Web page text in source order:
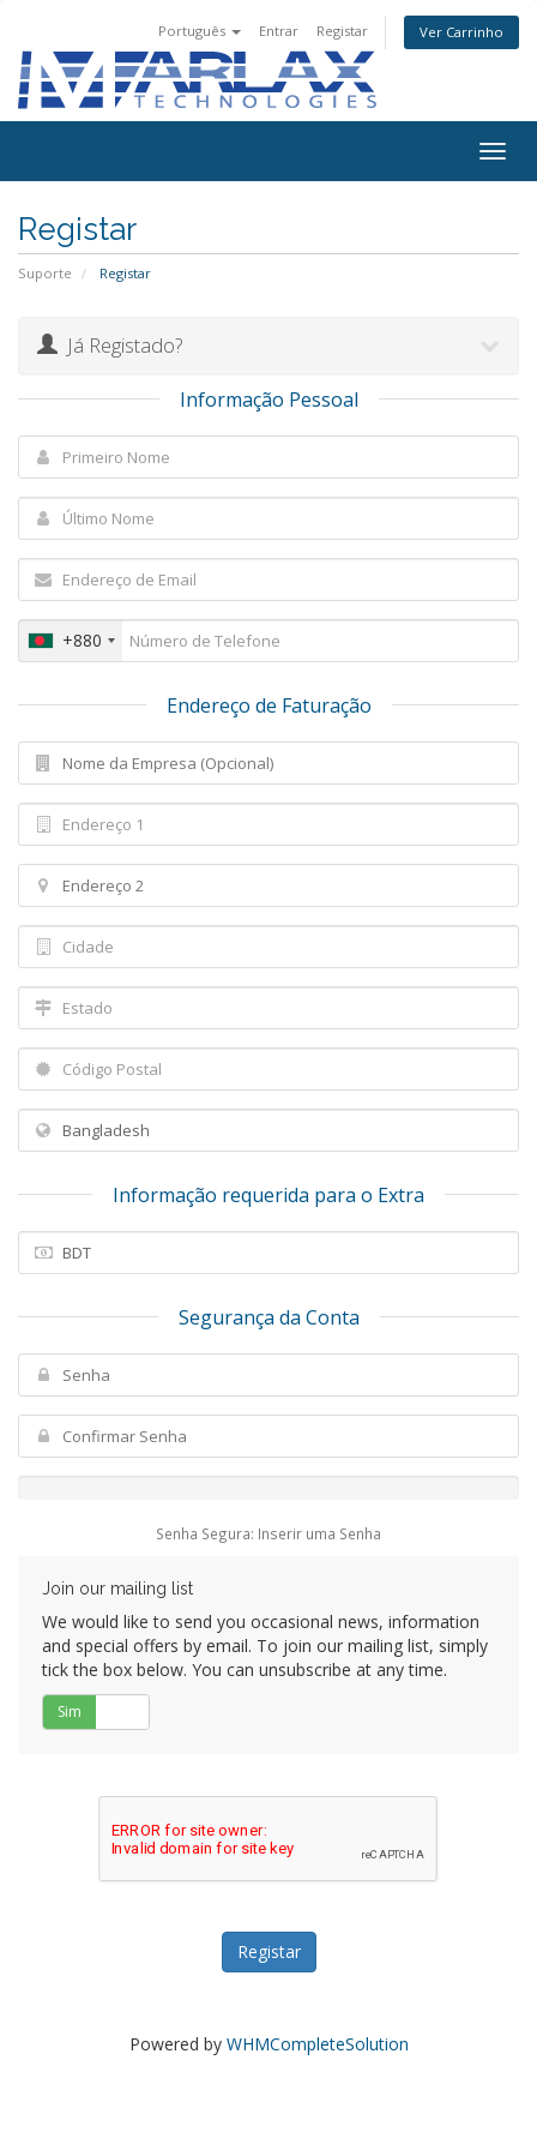
Português Entrar Registar Ver Carrinho
Registar
Suporte Registar
Já Registado?
Informação Pessoal
+880
Endereço de Faturação
Informação requerida para o Extra
Segurança da Conta
Senha Segura: Inserir uma Senha
Join our mailing list
We would like to send you occasional news, information
and special offers by email. To join our mailing list, simply
tick the box below. You can unsubscribe at any time.
Sim
Powered by WHMCompleteSolution